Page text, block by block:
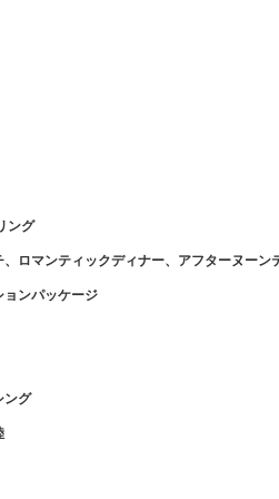
ング
ロマンティックディナー、アフターヌーン
ンパッケージ
ング